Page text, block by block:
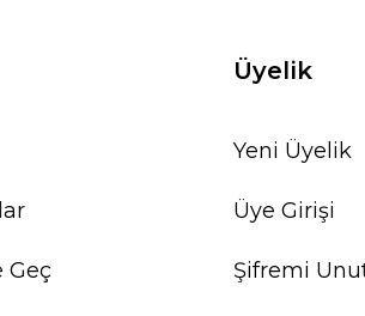
Geç
Üyelik
Yeni Üyelik
Üye Girişi
Şifremi